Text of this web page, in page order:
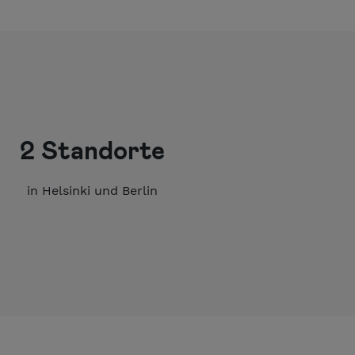
2 Standorte
in Helsinki und Berlin